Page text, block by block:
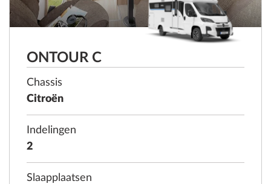
ONTOUR C
Chassis
Citroën
Indelingen
2
Slaapplaatsen